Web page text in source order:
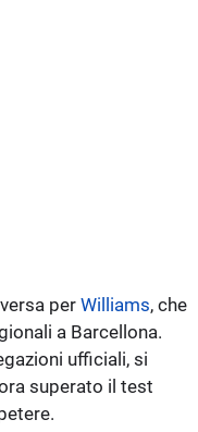
per Williams, che
a Barcellona.
ufficiali, si
superato il test